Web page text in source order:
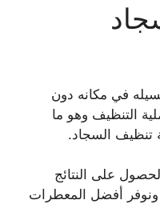
في مكانه دون
التنظيف وهو ما
السجاد.
على النتائج
أفضل المعطرات